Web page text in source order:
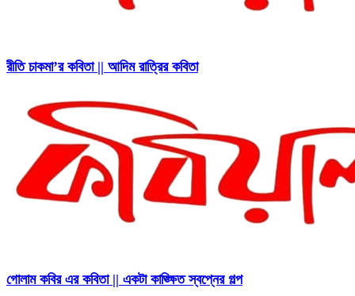
রীতি চাকমা’র কবিতা || আদিম রাত্রির কবিতা
গোলাম কবির এর কবিতা || একটা কাঙ্ক্ষিত স্বপ্নের গল্প